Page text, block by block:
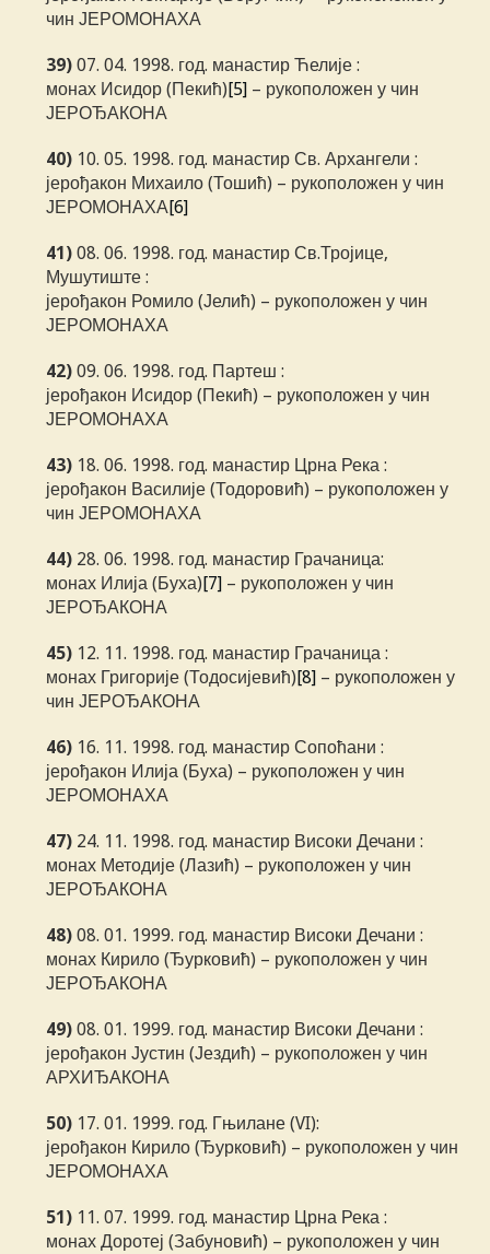
чин ЈЕРОМОНАХА
39) 07. 04. 1998. год. манастир Ћелије :
монах Исидор (Пекић) [5] – рукоположен у чин
ЈЕРОЂАКОНА
40) 10. 05. 1998. год. манастир Св. Архангели :
јерођакон Михаило (Тошић) – рукоположен у чин
ЈЕРОМОНАХА[6]
41) 08. 06. 1998. год. манастир Св.Тројице,
Мушутиште :
јерођакон Ромило (Јелић) – рукоположен у чин
ЈЕРОМОНАХА
42) 09. 06. 1998. год. Партеш :
јерођакон Исидор (Пекић) – рукоположен у чин
ЈЕРОМОНАХА
43) 18. 06. 1998. год. манастир Црна Река :
јерођакон Василије (Тодоровић) – рукоположен у
чин ЈЕРОМОНАХА
44) 28. 06. 1998. год. манастир Грачаница:
монах Илија (Буха) [7] – рукоположен у чин
ЈЕРОЂАКОНА
45) 12. 11. 1998. год. манастир Грачаница :
монах Григорије (Тодосијевић) [8] – рукоположен у
чин ЈЕРОЂАКОНА
46) 16. 11. 1998. год. манастир Сопоћани :
јерођакон Илија (Буха) – рукоположен у чин
ЈЕРОМОНАХА
47) 24. 11. 1998. год. манастир Високи Дечани :
монах Методије (Лазић) – рукоположен у чин
ЈЕРОЂАКОНА
48) 08. 01. 1999. год. манастир Високи Дечани :
монах Кирило (Ђурковић) – рукоположен у чин
ЈЕРОЂАКОНА
49) 08. 01. 1999. год. манастир Високи Дечани :
јерођакон Јустин (Јездић) – рукоположен у чин
АРХИЂАКОНА
50) 17. 01. 1999. год. Гњилане (VI):
јерођакон Кирило (Ђурковић) – рукоположен у чин
ЈЕРОМОНАХА
51) 11. 07. 1999. год. манастир Црна Река :
монах Доротеј (Забуновић) – рукоположен у чин